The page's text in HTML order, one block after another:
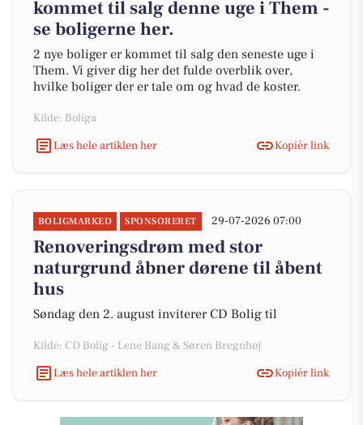
kommet til salg denne uge i Them -
se boligerne her.
2 nye boliger er kommet til salg den seneste uge i
Them. Vi giver dig her det fulde overblik over,
hvilke boliger der er tale om og hvad de koster.
Kilde: Boliga
Læs hele artiklen her
Kopiér link
BOLIGMARKED SPONSORERET 29-07-2026 07:00
Renoveringsdrøm med stor
naturgrund åbner dørene til åbent
hus
Søndag den 2. august inviterer CD Bolig til
Kilde: CD Bolig - Lene Bang & Søren Bregnhøj
Læs hele artiklen her
Kopiér link